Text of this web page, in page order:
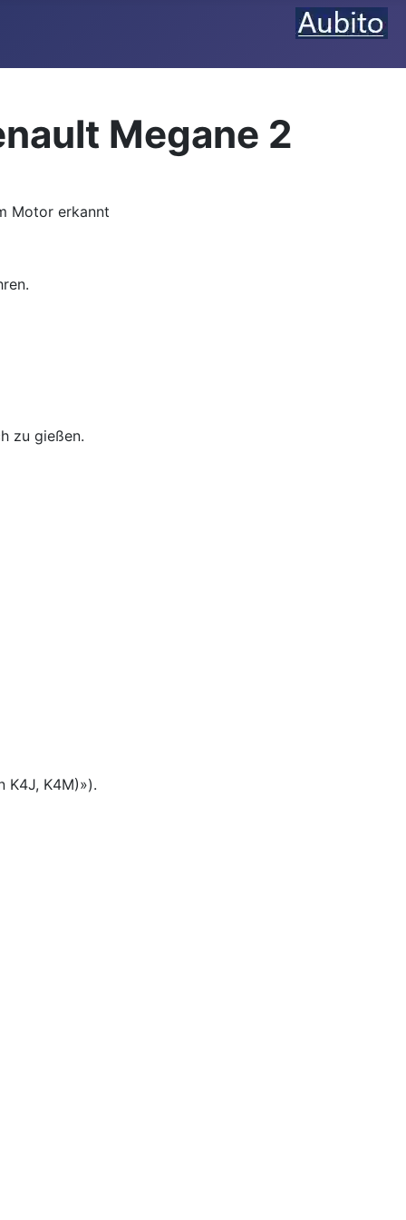
Megane 2
Motor erkannt
zu gießen.
K4J, K4M)»).